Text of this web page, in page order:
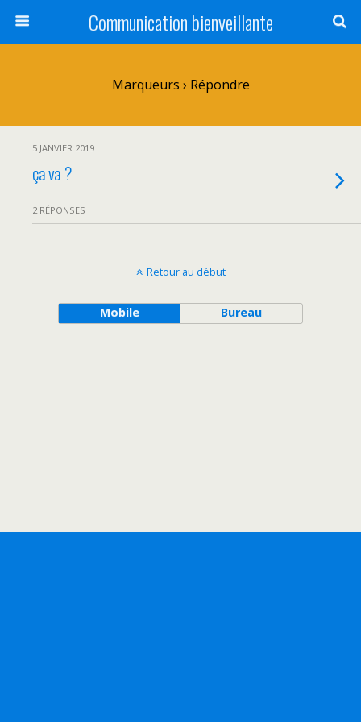
Communication bienveillante
Marqueurs › Répondre
5 JANVIER 2019
ça va ?
2 RÉPONSES
Retour au début
Mobile Bureau